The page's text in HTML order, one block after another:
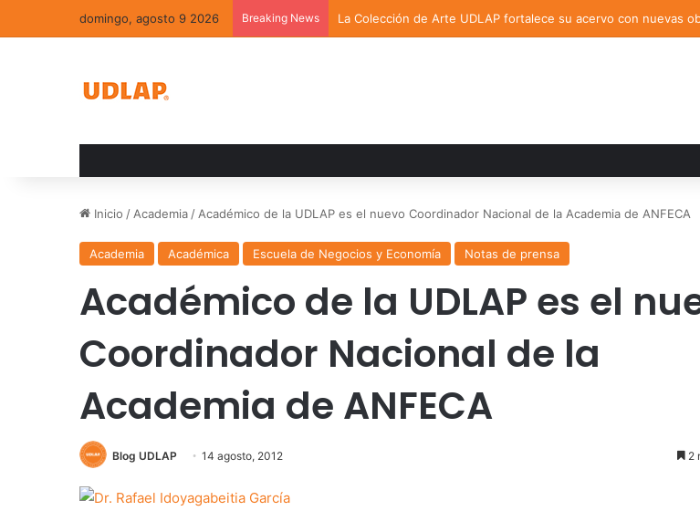
domingo, agosto 9 2026 Breaking News La Colección de Arte UDLAP fortalece su acervo con nuevas
Inicio / Academia / Académico de la UDLAP es el nuevo Coordinador Nacional de la Academia de ANFECA
Academia Académica Escuela de Negocios y Economía Notas de prensa
Académico de la UDLAP es el
Coordinador Nacional de la
Academia de ANFECA
Blog UDLAP 14 agosto, 2012 2